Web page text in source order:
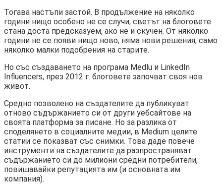
Тогава настъпи застой. В продължение на няколко
години нищо особено не се случи, светът на блоговете
стана доста предсказуем, ако не и скучен. От няколко
години не се появи нищо ново; няма нови решения, само
няколко малки подобрения на старите.
Но със създаването на програма Medlu и LinkedIn
Influencers, през 2012 г. блоговете започват своя нов
живот.
Средно позволено на създателите да публикуват
отново съдържанието си от други уебсайтове на
своята платформа за писане. Но за разлика от
споделянето в социалните медии, в Medium целите
статии се показват със снимки. Това даде повече
инструменти на създателите да разпространяват
съдържанието си до милиони средни потребители,
повишавайки репутацията им (и основната им
компания).